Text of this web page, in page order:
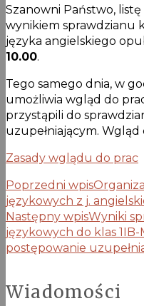
Szanowni Państwo,
wynikiem sprawdzianu
języka angielskiego
10.00.
Tego samego dnia, w
umożliwia wgląd do
przystąpili do
uzupełniającym.
Zasady wglądu do prac
Poprzedni wpis
językowych z j.
Następny wpisWyniki
językowych do klas
postępowanie
Wiadomości